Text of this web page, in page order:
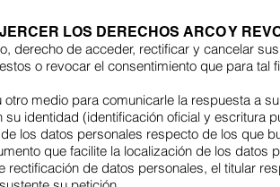
LOS DERECHOS ARCO Y
derecho de acceder, rectificar y cancelar
o revocar el consentimiento que para
medio para comunicarle la respuesta a
identidad (identificación oficial y escritura
los datos personales respecto de los que
que facilite la localización de los datos
rectificación de datos personales, el titular